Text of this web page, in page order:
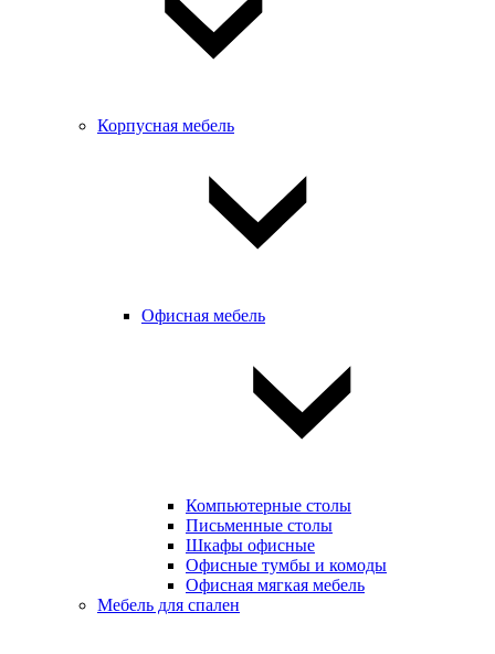
Корпусная мебель
Офисная мебель
Компьютерные столы
Письменные столы
Шкафы офисные
Офисные тумбы и комоды
Офисная мягкая мебель
Мебель для спален